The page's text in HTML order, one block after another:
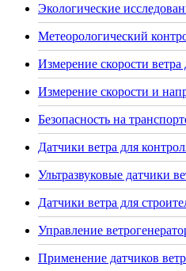
Экологические
Метеорологический
Измерение скорости
Измерение скорости и
Безопасность на
Датчики ветра для
Ультразвуковые датчики
Датчики ветра для
Управление
Применение датчиков